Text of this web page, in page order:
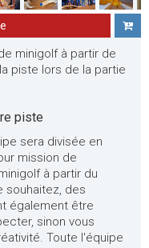
minigolf à partir de
piste lors de la partie
piste
sera divisée en
mission de
à partir du
souhaitez, des
également être
sinon vous
Toute l'équipe